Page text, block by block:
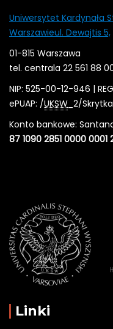
Uniwersytet Kardynała
Warszawieul. Dewajtis 5,
01-815 Warszawa
tel. centrala 22 561 88
NIP: 525-00-12-946 |
ePUAP: /UKSW _2/
Konto bankowe:
87 1090 2851 0000 0001
Linki